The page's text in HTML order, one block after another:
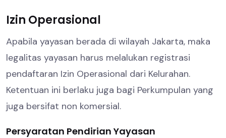
Izin Operasional
Apabila yayasan berada di wilayah Jakarta, maka
legalitas yayasan harus melalukan registrasi
pendaftaran Izin Operasional dari Kelurahan.
Ketentuan ini berlaku juga bagi Perkumpulan yang
juga bersifat non komersial.
Persyaratan Pendirian Yayasan